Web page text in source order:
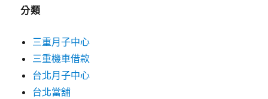
分類
三重月子中心
三重機車借款
台北月子中心
台北當舖